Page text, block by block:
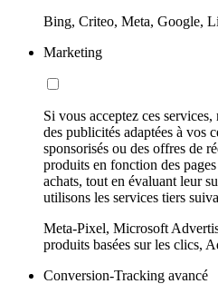
Bing, Criteo, Meta, Google,
Marketing
Si vous acceptez ces
des publicités adaptées à vos
sponsorisés ou des offres de
produits en fonction des
achats, tout en évaluant leur
utilisons les services tiers
Meta-Pixel, Microsoft
produits basées sur les clics,
Conversion-Tracking avancé